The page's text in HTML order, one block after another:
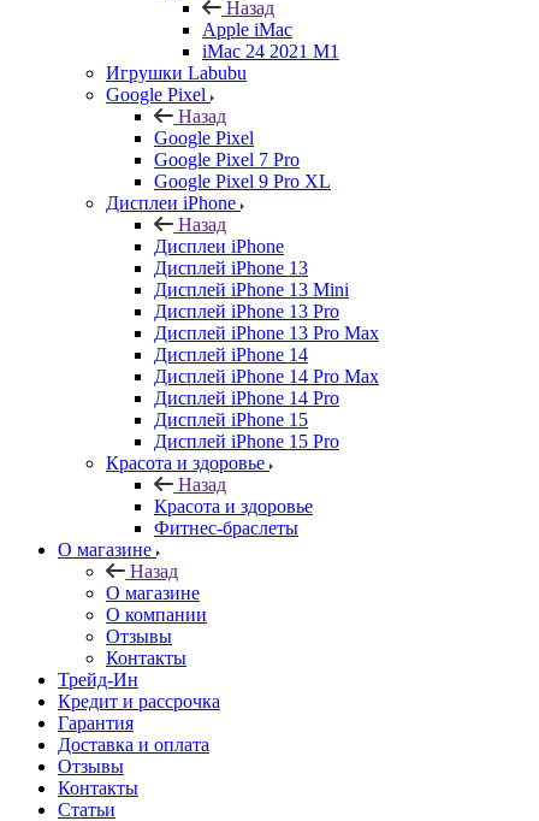
Назад
Apple iMac
iMac 24 2021 M1
Игрушки Labubu
Google Pixel
Назад
Google Pixel
Google Pixel 7 Pro
Google Pixel 9 Pro XL
Дисплеи iPhone
Назад
Дисплеи iPhone
Дисплей iPhone 13
Дисплей iPhone 13 Mini
Дисплей iPhone 13 Pro
Дисплей iPhone 13 Pro Max
Дисплей iPhone 14
Дисплей iPhone 14 Pro Max
Дисплей iPhone 14 Pro
Дисплей iPhone 15
Дисплей iPhone 15 Pro
Красота и здоровье
Назад
Красота и здоровье
Фитнес-браслеты
О магазине
Назад
О магазине
О компании
Отзывы
Контакты
Трейд-Ин
Кредит и рассрочка
Гарантия
Доставка и оплата
Отзывы
Контакты
Статьи